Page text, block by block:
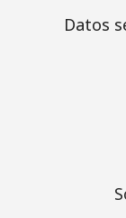
Datos